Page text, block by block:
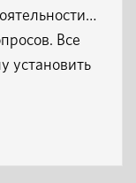
Все
установить